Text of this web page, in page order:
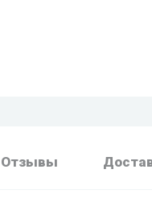
Отзывы